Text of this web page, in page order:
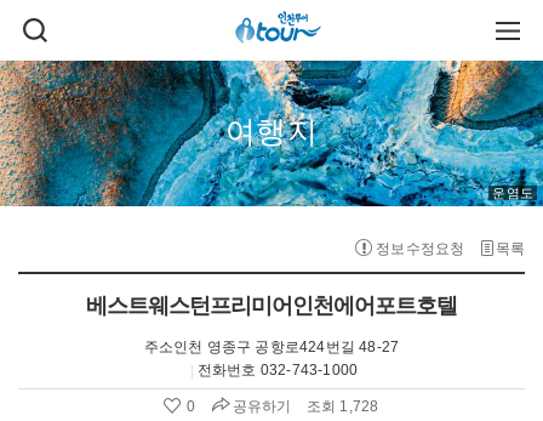
검
색
열
기
주
메
뉴
열
기
여행지
운염도
정보수정요청 목록
베스트웨스턴프리미어인천에어포트호텔
주소인천 영종구 공항로424번길 48-27
전화번호 032-743-1000
좋
0 공유하기
조회 1,728